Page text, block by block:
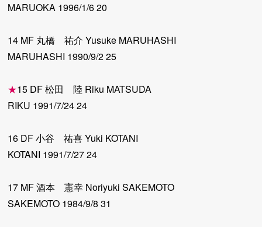
MARUOKA 1996/1/6 20
14 MF 丸橋 祐介 Yusuke MARUHASHI
MARUHASHI 1990/9/2 25
★15 DF 松田 陸 Riku MATSUDA
RIKU 1991/7/24 24
16 DF 小谷 祐喜 Yuki KOTANI
KOTANI 1991/7/27 24
17 MF 酒本 憲幸 Noriyuki SAKEMOTO
SAKEMOTO 1984/9/8 31